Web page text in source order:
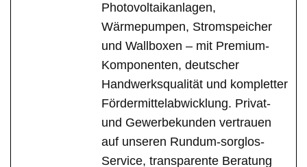
Photovoltaikanlagen,
Wärmepumpen, Stromspeicher
und Wallboxen – mit Premium-
Komponenten, deutscher
Handwerksqualität und kompletter
Fördermittelabwicklung. Privat-
und Gewerbekunden vertrauen
auf unseren Rundum-sorglos-
Service, transparente Beratung